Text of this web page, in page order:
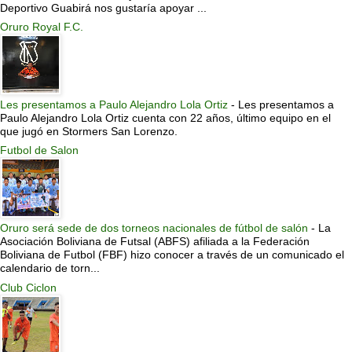
Deportivo Guabirá nos gustaría apoyar ...
Oruro Royal F.C.
Les presentamos a Paulo Alejandro Lola Ortiz - Les presentamos a
Paulo Alejandro Lola Ortiz cuenta con 22 años, último equipo en el
que jugó en Stormers San Lorenzo.
Futbol de Salon
Oruro será sede de dos torneos nacionales de fútbol de salón - La
Asociación Boliviana de Futsal (ABFS) afiliada a la Federación
Boliviana de Futbol (FBF) hizo conocer a través de un comunicado el
calendario de torn...
Club Ciclon